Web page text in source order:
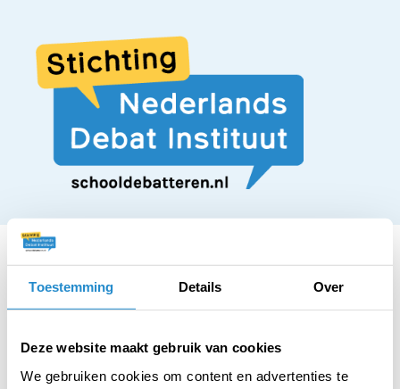
Toestemming Details Over
Deze website maakt gebruik van cookies
We gebruiken cookies om content en advertenties te
Vrijwilligerswerk is